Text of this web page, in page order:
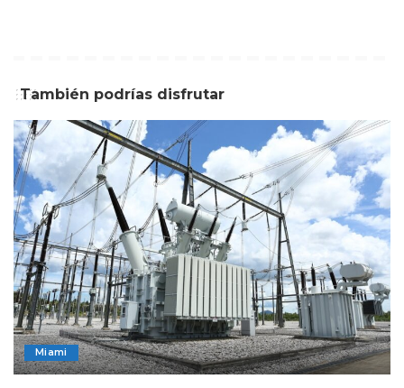
También podrías disfrutar
Miami